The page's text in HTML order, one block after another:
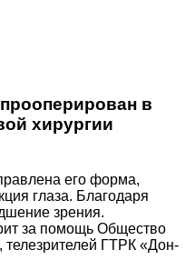
в
хирургии
его форма,
глаза. Благодаря
зрения.
за помощь Общество
ГТРК «Дон-